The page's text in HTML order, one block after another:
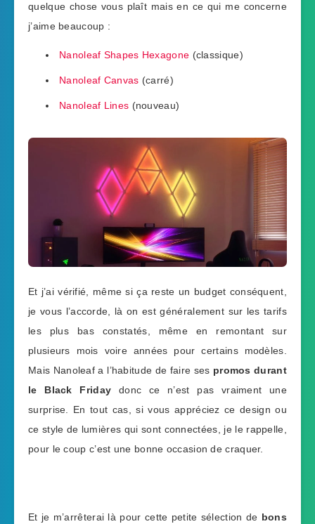
quelque chose vous plaît mais en ce qui me concerne
j’aime beaucoup :
Nanoleaf Shapes Hexagone (classique)
Nanoleaf Canvas (carré)
Nanoleaf Lines (nouveau)
Et j’ai vérifié, même si ça reste un budget conséquent,
je vous l’accorde, là on est généralement sur les tarifs
les plus bas constatés, même en remontant sur
plusieurs mois voire années pour certains modèles.
Mais Nanoleaf a l’habitude de faire ses promos durant
le Black Friday donc ce n’est pas vraiment une
surprise. En tout cas, si vous appréciez ce design ou
ce style de lumières qui sont connectées, je le rappelle,
pour le coup c’est une bonne occasion de craquer.
Et je m’arrêterai là pour cette petite sélection de bons